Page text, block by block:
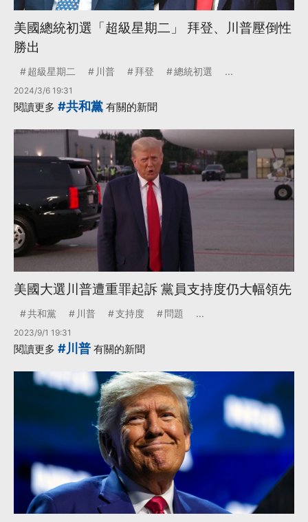
美國總統初選「超級星期二」 拜登、川普壓倒性
勝出
超級星期二 川普 拜登 總統初選 ...
2024/3/6 19:31
閱讀更多 #共和黨 有關的新聞
美國大選川普遭重罪起訴 黨員支持度仍大幅領先
共和黨 川普 支持度 問題 ...
2023/9/1 19:31
閱讀更多 #川普 有關的新聞